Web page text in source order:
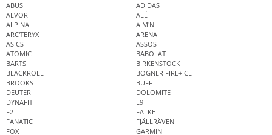
ABUS
ADIDAS
AEVOR
ALÉ
ALPINA
AIM'N
ARC'TERYX
ARENA
ASICS
ASSOS
ATOMIC
BABOLAT
BARTS
BIRKENSTOCK
BLACKROLL
BOGNER FIRE+ICE
BROOKS
BUFF
DEUTER
DOLOMITE
DYNAFIT
E9
F2
FALKE
FANATIC
FJÄLLRÄVEN
FOX
GARMIN